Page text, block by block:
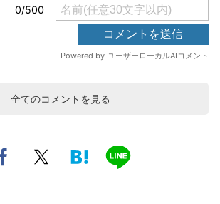
全てのコメントを見る